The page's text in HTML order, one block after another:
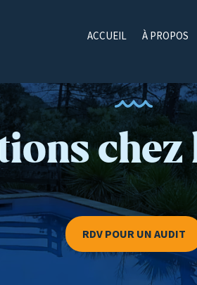
ACCUEIL À PROPOS
RDV POUR UN AUDIT